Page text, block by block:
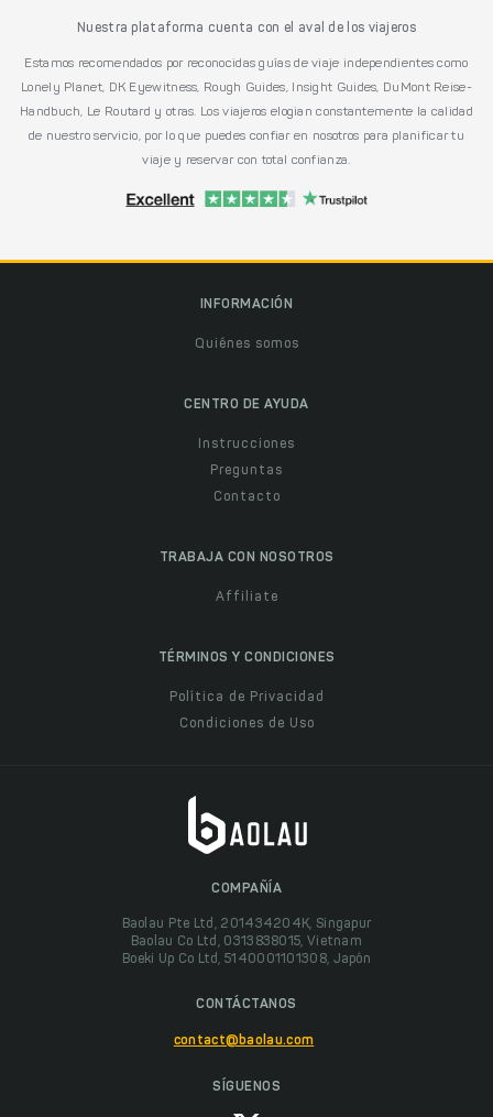
Nuestra plataforma cuenta con el aval de los viajeros
Estamos recomendados por reconocidas guías de viaje independientes como
Lonely Planet, DK Eyewitness, Rough Guides, Insight Guides, DuMont Reise-
Handbuch, Le Routard y otras. Los viajeros elogian constantemente la calidad
de nuestro servicio, por lo que puedes confiar en nosotros para planificar tu
viaje y reservar con total confianza.
INFORMACIÓN
Quiénes somos
CENTRO DE AYUDA
Instrucciones
Preguntas
Contacto
TRABAJA CON NOSOTROS
Affiliate
TÉRMINOS Y CONDICIONES
Política de Privacidad
Condiciones de Uso
COMPAÑÍA
Baolau Pte Ltd, 201434204K, Singapur
Baolau Co Ltd, 0313838015, Vietnam
Boeki Up Co Ltd, 5140001101308, Japón
CONTÁCTANOS
contact@baolau.com
SÍGUENOS